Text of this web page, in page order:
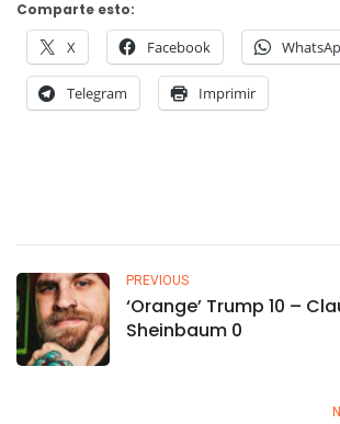
Comparte esto:
X Facebook
Telegram Imprimir
PREVIOUS
‘Orange’ Trump 10 –
Sheinbaum 0